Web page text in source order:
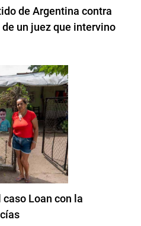
de Argentina contra
un juez que intervino
Loan con la